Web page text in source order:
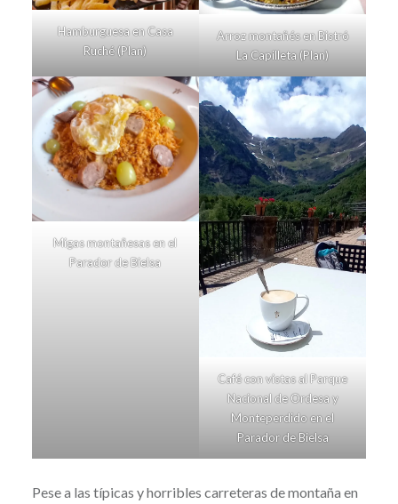
Hamburguesa en Casa
Ruché (Plan)
Arroz montañés en Bistró
La Capilleta (Plan)
Migas montañesas en el
Parador de Bielsa
Café con vistas al Parque
Nacional de Ordesa y
Monteperdido en el
Parador de Bielsa
Pese a las típicas y horribles carreteras de montaña en